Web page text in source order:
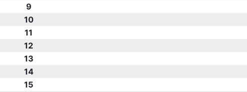
9
10
11
12
13
14
15